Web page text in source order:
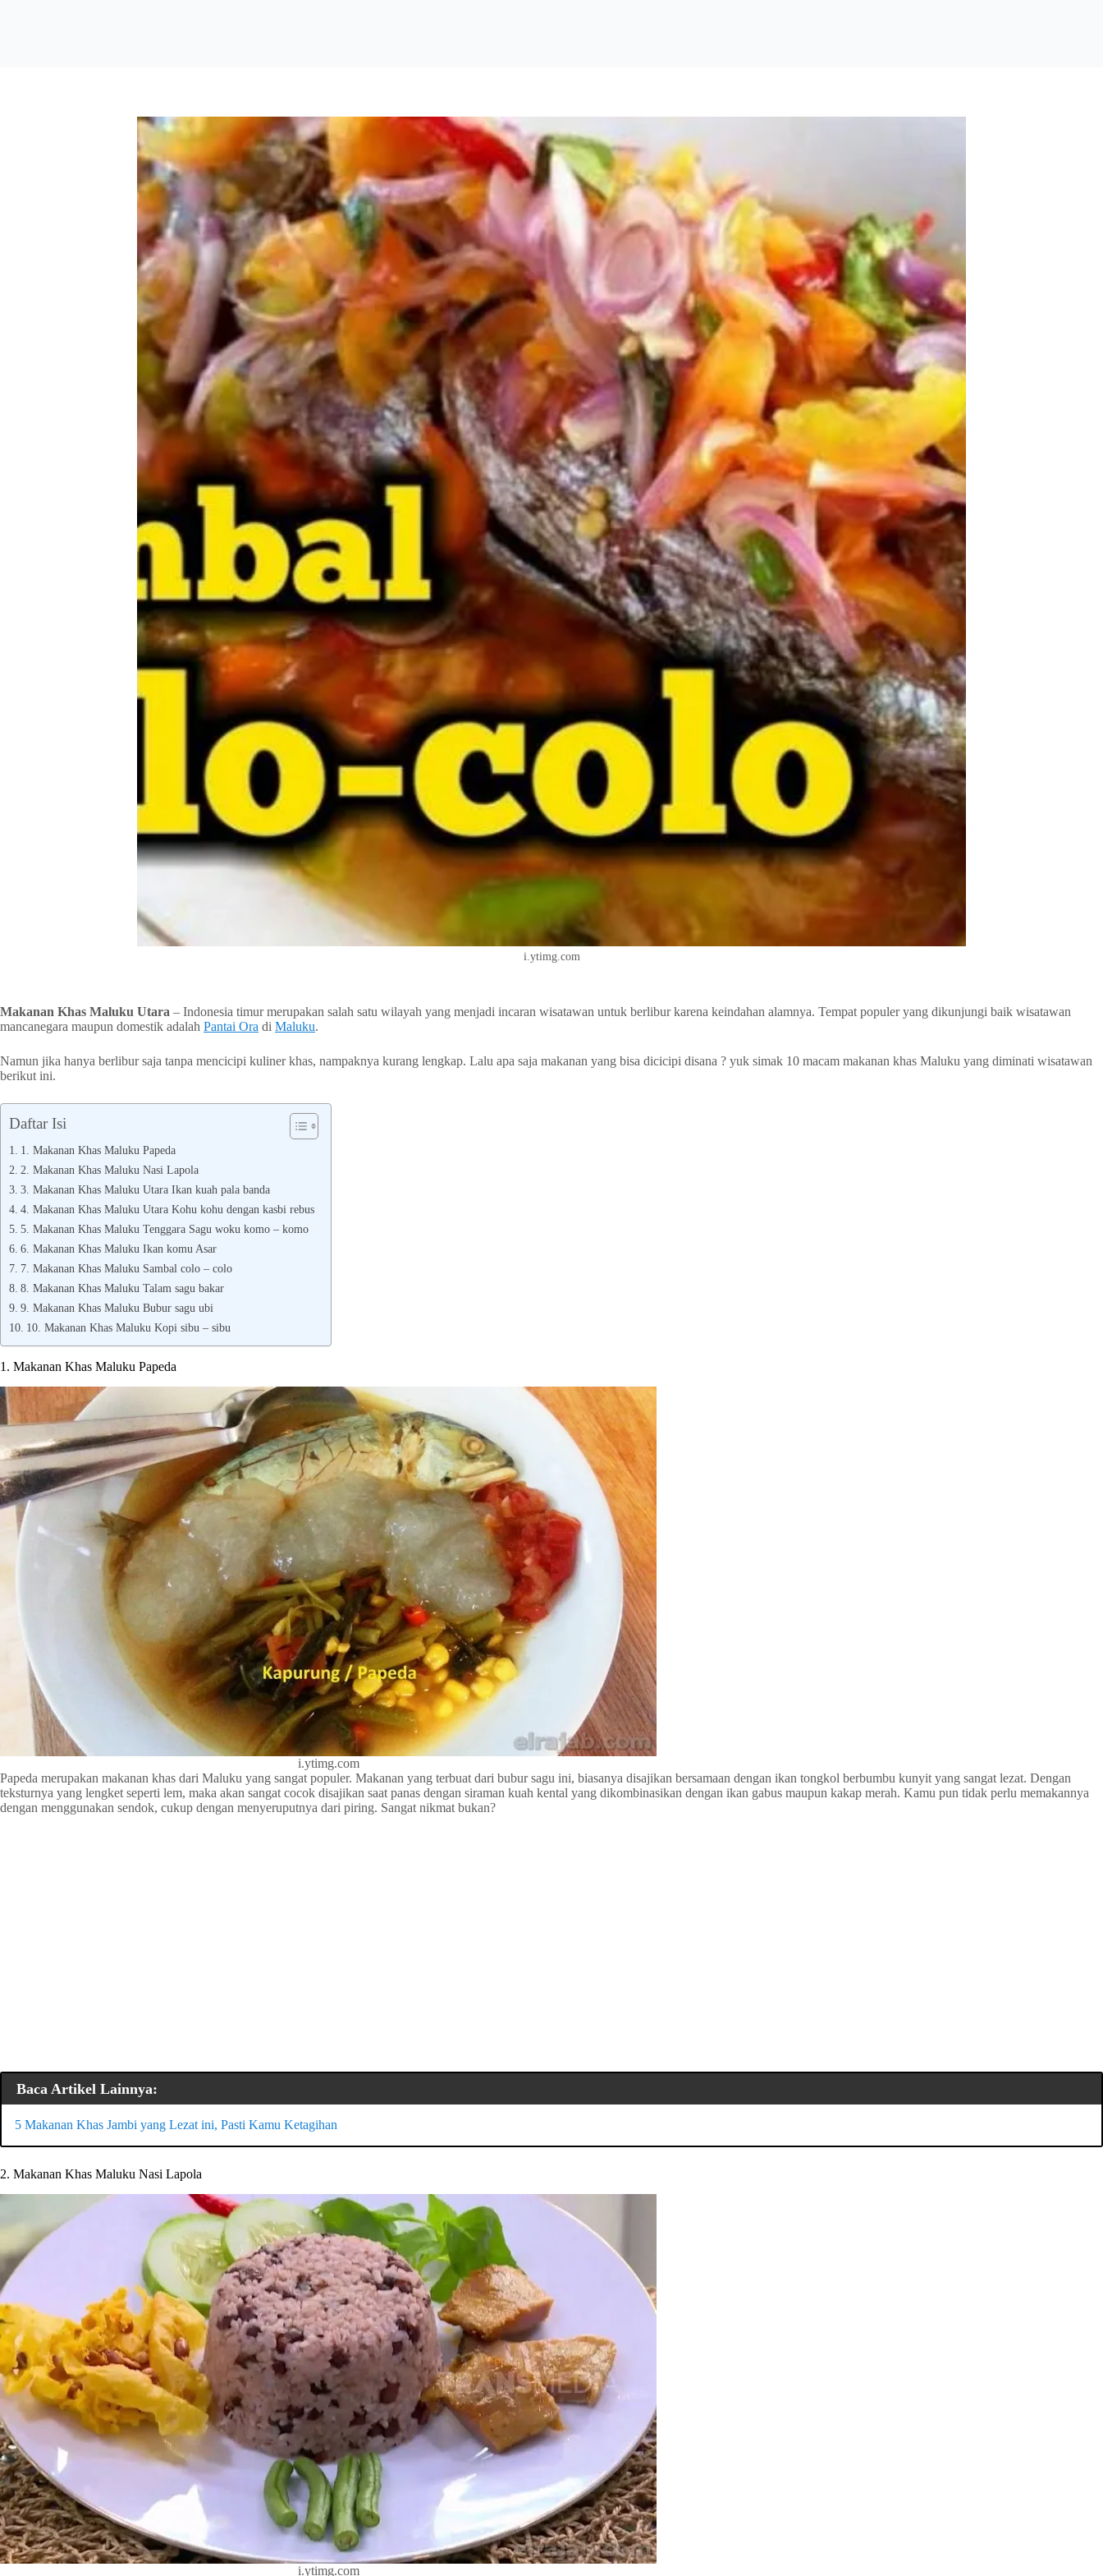
i.ytimg.com
Makanan Khas Maluku Utara – Indonesia timur merupakan salah satu wilayah yang menjadi incaran wisatawan untuk berlibur karena keindahan alamnya. Tempat populer yang dikunjungi baik wisatawan
mancanegara maupun domestik adalah Pantai Ora di Maluku.
Namun jika hanya berlibur saja tanpa mencicipi kuliner khas, nampaknya kurang lengkap. Lalu apa saja makanan yang bisa dicicipi disana ? yuk simak 10 macam makanan khas Maluku yang diminati wisatawan
berikut ini.
Daftar Isi
1. Makanan Khas Maluku Papeda
2. Makanan Khas Maluku Nasi Lapola
3. Makanan Khas Maluku Utara Ikan kuah pala banda
4. Makanan Khas Maluku Utara Kohu kohu dengan kasbi rebus
5. Makanan Khas Maluku Tenggara Sagu woku komo – komo
6. Makanan Khas Maluku Ikan komu Asar
7. Makanan Khas Maluku Sambal colo – colo
8. Makanan Khas Maluku Talam sagu bakar
9. Makanan Khas Maluku Bubur sagu ubi
10. Makanan Khas Maluku Kopi sibu – sibu
1. Makanan Khas Maluku Papeda
i.ytimg.com
Papeda merupakan makanan khas dari Maluku yang sangat populer. Makanan yang terbuat dari bubur sagu ini, biasanya disajikan bersamaan dengan ikan tongkol berbumbu kunyit yang sangat lezat. Dengan
teksturnya yang lengket seperti lem, maka akan sangat cocok disajikan saat panas dengan siraman kuah kental yang dikombinasikan dengan ikan gabus maupun kakap merah. Kamu pun tidak perlu memakannya
dengan menggunakan sendok, cukup dengan menyeruputnya dari piring. Sangat nikmat bukan?
Baca Artikel Lainnya:
5 Makanan Khas Jambi yang Lezat ini, Pasti Kamu Ketagihan
2. Makanan Khas Maluku Nasi Lapola
i.ytimg.com